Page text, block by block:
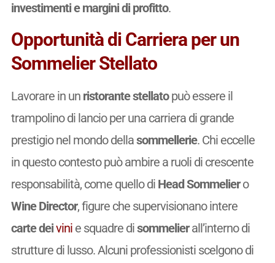
investimenti e margini di profitto.
Opportunità di Carriera per un
Sommelier Stellato
Lavorare in un ristorante stellatopuò essere il
trampolino di lancio per una carriera di grande
prestigio nel mondo dellasommellerie. Chi eccelle
in questo contesto può ambire a ruoli di crescente
responsabilità, come quello di Head Sommeliero
Wine Director, figure che supervisionano intere
carte deivinie squadre disommelierall’interno di
strutture di lusso. Alcuni professionisti scelgono di